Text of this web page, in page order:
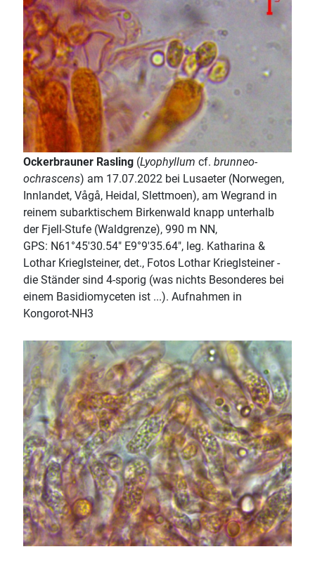
Ockerbrauner Rasling (Lyophyllum cf. brunneo-
ochrascens) am 17.07.2022 bei Lusaeter (Norwegen,
Innlandet, Vågå, Heidal, Slettmoen), am Wegrand in
reinem subarktischem Birkenwald knapp unterhalb
der Fjell-Stufe (Waldgrenze), 990 m NN,
GPS: N61°45'30.54" E9°9'35.64", leg. Katharina &
Lothar Krieglsteiner, det., Fotos Lothar Krieglsteiner -
die Ständer sind 4-sporig (was nichts Besonderes bei
einem Basidiomyceten ist ...). Aufnahmen in
Kongorot-NH3